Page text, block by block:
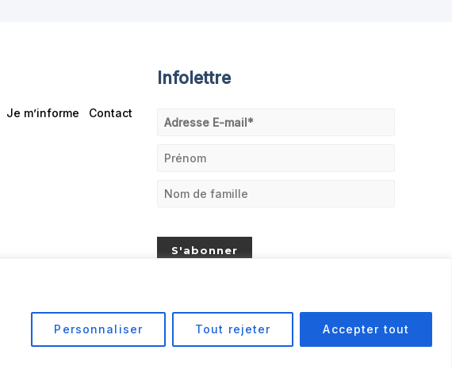
Personnaliser Tout rejeter Accepter tout
Je m’informe Contact
Infolettre